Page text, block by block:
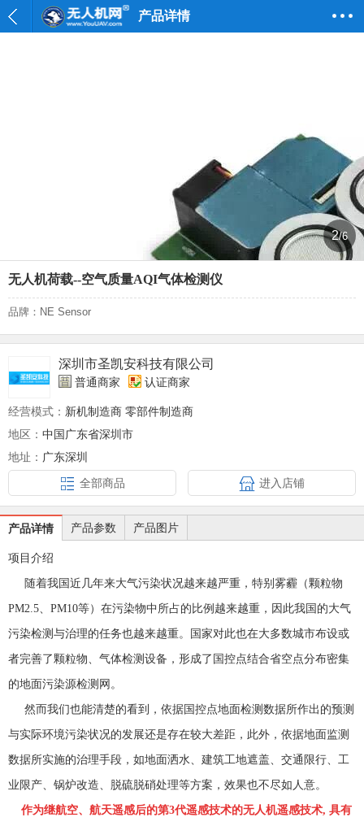
产品详情
2/6
无人机荷载--空气质量AQI气体检测仪
品牌：NE Sensor
深圳市圣凯安科技有限公司
普通商家 认证商家
经营模式： 新机制造商 零部件制造商
地区： 中国广东省深圳市
地址： 广东深圳
全部商品
进入店铺
产品详情 产品参数 产品图片
项目介绍
随着我国近几年来大气污染状况越来越严重，特别雾霾（颗粒物
PM2.5、 PM10等）在污染物中所占的比例越来越重，因此我国的大气
污染检测与治理的任务也越来越重。国家对此也在大多数城市布设或
者完善了颗粒物、气体检测设备，形成了国控点结合省空点分布密集
的地面污染源检测网。
然而我们也能清楚的看到，依据国控点地面检测数据所作出的预测
与实际环境污染状况的发展还是存在较大差距，此外，依据地面监测
数据所实施的治理手段，如地面洒水、建筑工地遮盖、交通限行、工
业限产、锅炉改造、脱硫脱硝处理等方案，效果也不尽如人意。
作为继航空、航天遥感后的第3代遥感技术的无人机遥感技术, 具有